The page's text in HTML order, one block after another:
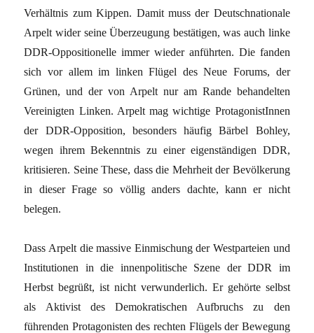
Verhältnis zum Kippen. Damit muss der Deutschnationale
Arpelt wider seine Überzeugung bestätigen, was auch linke
DDR-Oppositionelle immer wieder anführten. Die fanden
sich vor allem im linken Flügel des Neue Forums, der
Grünen, und der von Arpelt nur am Rande behandelten
Vereinigten Linken. Arpelt mag wichtige ProtagonistInnen
der DDR-Opposition, besonders häufig Bärbel Bohley,
wegen ihrem Bekenntnis zu einer eigenständigen DDR,
kritisieren. Seine These, dass die Mehrheit der Bevölkerung
in dieser Frage so völlig anders dachte, kann er nicht
belegen.
Dass Arpelt die massive Einmischung der Westparteien und
Institutionen in die innenpolitische Szene der DDR im
Herbst begrüßt, ist nicht verwunderlich. Er gehörte selbst
als Aktivist des Demokratischen Aufbruchs zu den
führenden Protagonisten des rechten Flügels der Bewegung